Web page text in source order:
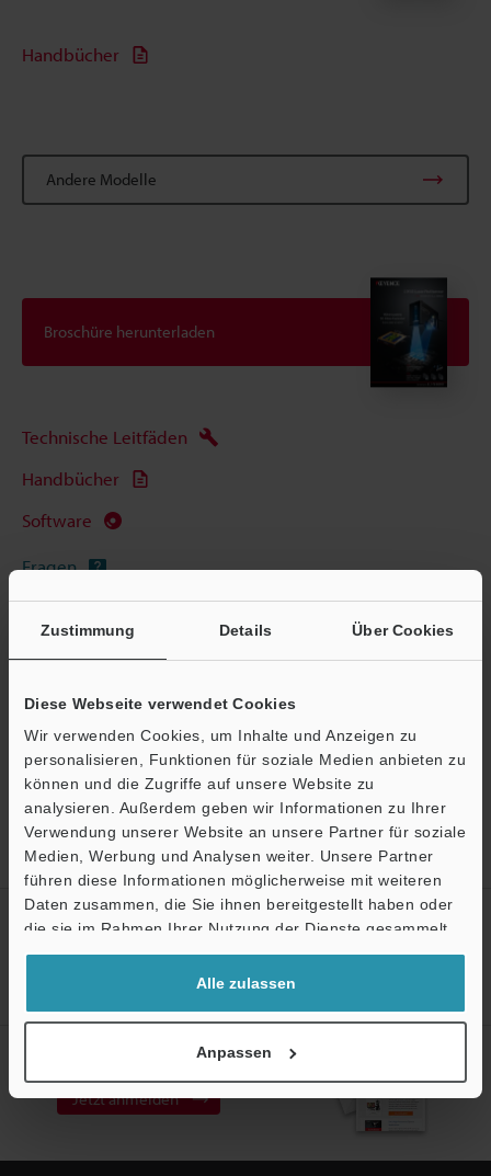
Zustimmung Details Über Cookies
Diese Webseite verwendet Cookies
Wir verwenden Cookies, um Inhalte und Anzeigen zu
personalisieren, Funktionen für soziale Medien anbieten zu
können und die Zugriffe auf unsere Website zu
analysieren. Außerdem geben wir Informationen zu Ihrer
Verwendung unserer Website an unsere Partner für soziale
Medien, Werbung und Analysen weiter. Unsere Partner
führen diese Informationen möglicherweise mit weiteren
Daten zusammen, die Sie ihnen bereitgestellt haben oder
die sie im Rahmen Ihrer Nutzung der Dienste gesammelt
haben.
Alle zulassen
Anpassen
Handbücher
Andere Modelle
Broschüre herunterladen
Technische Leitfäden
Handbücher
Software
Fragen
Terminwunsch
Profilsensor / Laser-Wegmesssensor
Startseite Produkte
Optische Messtechnik / Messtaster
Profilsensor / Laser-Wegmesssensor
2D/3D Laser-Profilsensor
Modelle
Ethernet-Kabel, gekreuzt (Kategorie 5e)
Erstellen Sie Ihren KEYENCE
Account
Newsletter-Anmeldung
Jetzt anmelden
Support